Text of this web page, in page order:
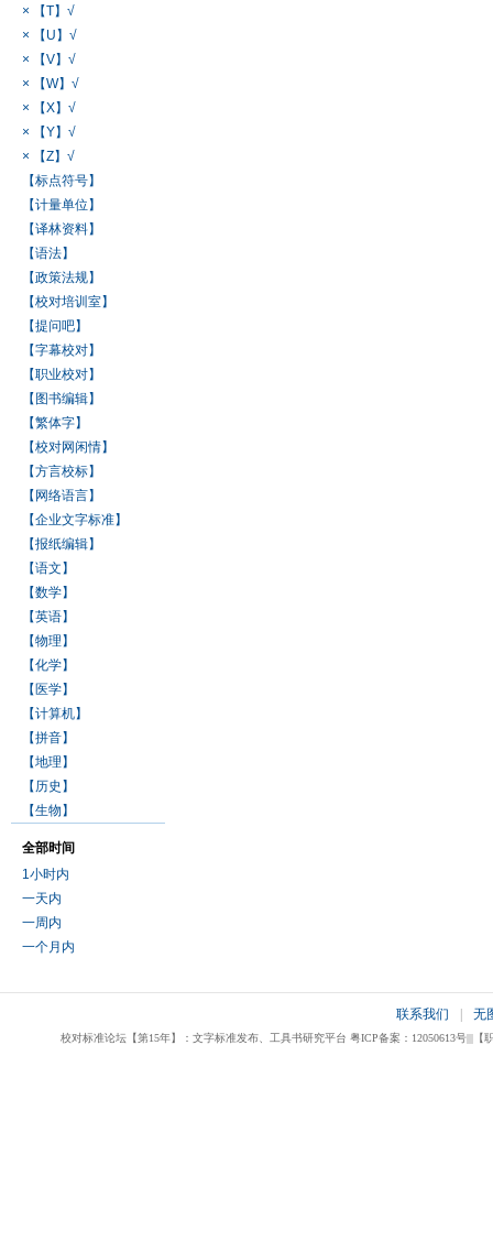
× 【T】√
× 【U】√
× 【V】√
× 【W】√
× 【X】√
× 【Y】√
× 【Z】√
【标点符号】
【计量单位】
【译林资料】
【语法】
【政策法规】
【校对培训室】
【提问吧】
【字幕校对】
【职业校对】
【图书编辑】
【繁体字】
【校对网闲情】
【方言校标】
【网络语言】
【企业文字标准】
【报纸编辑】
【语文】
【数学】
【英语】
【物理】
【化学】
【医学】
【计算机】
【拼音】
【地理】
【历史】
【生物】
全部时间
1小时内
一天内
一周内
一个月内
联系我们 无
校对标准论坛【第15年】：文字标准发布、工具书研究平台 粤ICP备案：12050613号|||【